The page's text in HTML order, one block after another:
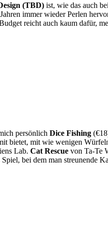
(TBD) ist, wie das auch
immer wieder Perlen
reicht auch kaum dafür,
persönlich Dice Fishing
bietet, mit wie wenigen
Lab. Cat Rescue von Ta-Te
bei dem man streunende